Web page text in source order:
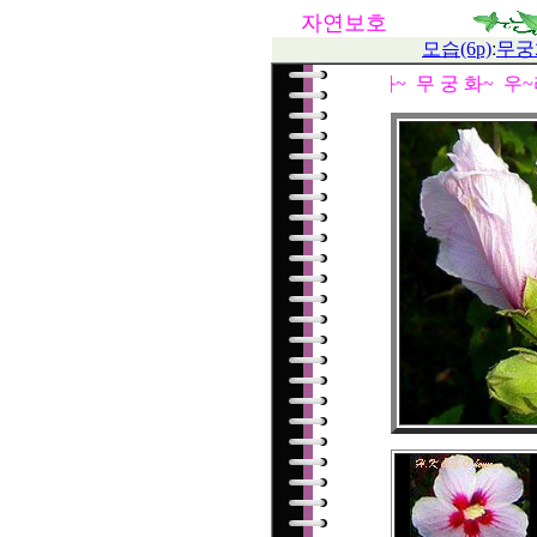
자연보호
모습(6p)ː무
① 무 궁 화~ 무 궁 화~ 우~